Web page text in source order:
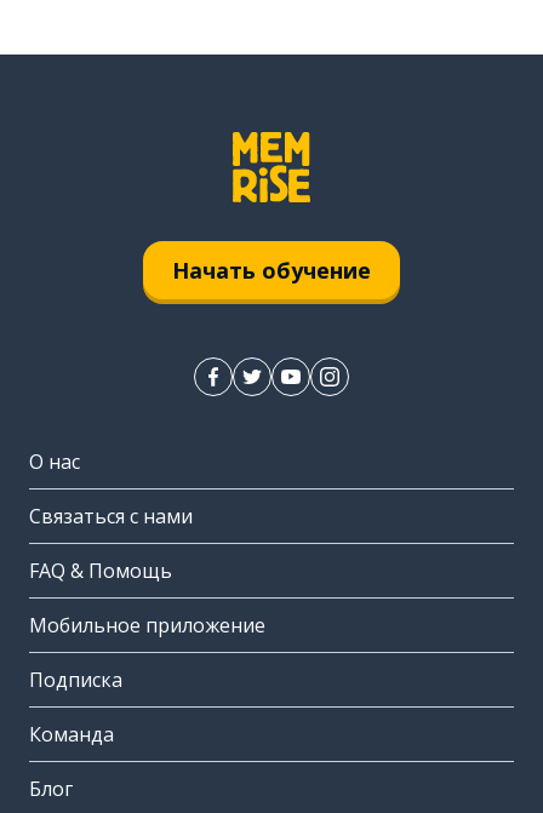
Начать обучение
О нас
Связаться с нами
FAQ & Помощь
Мобильное приложение
Подписка
Команда
Блог